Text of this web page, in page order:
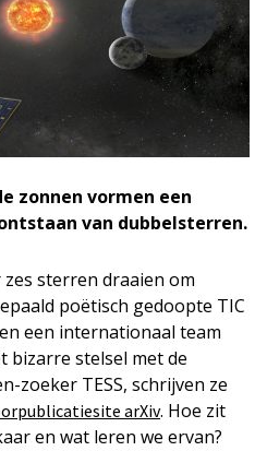
zonnen vormen een
van dubbelsterren.
sterren draaien om
poëtisch gedoopte TIC
een internationaal team
bizarre stelsel met de
zoeker TESS, schrijven ze
arXiv. Hoe zit
en wat leren we ervan?